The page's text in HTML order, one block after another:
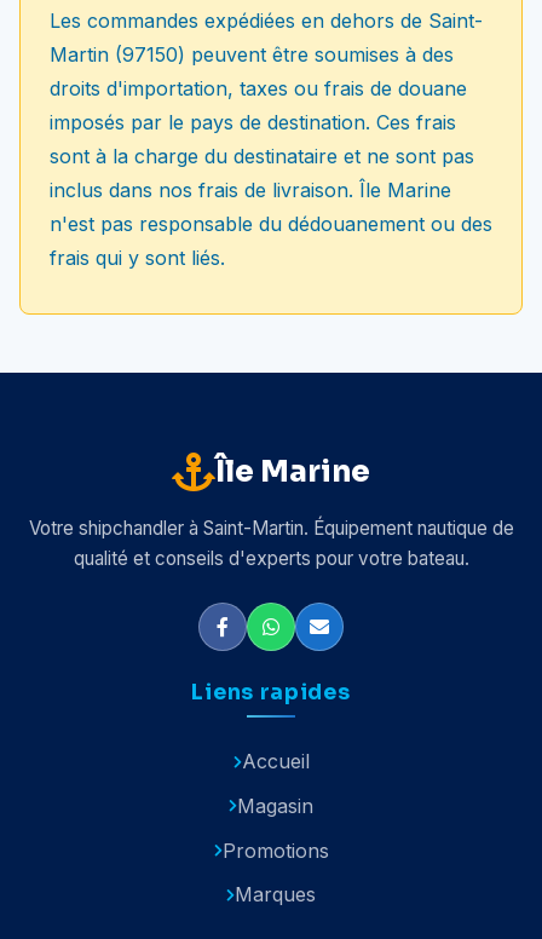
Les commandes expédiées en dehors de Saint-
Martin (97150) peuvent être soumises à des
droits d'importation, taxes ou frais de douane
imposés par le pays de destination. Ces frais
sont à la charge du destinataire et ne sont pas
inclus dans nos frais de livraison. Île Marine
n'est pas responsable du dédouanement ou des
frais qui y sont liés.
Île Marine
Votre shipchandler à Saint-Martin. Équipement nautique de
qualité et conseils d'experts pour votre bateau.
Liens rapides
Accueil
Magasin
Promotions
Marques